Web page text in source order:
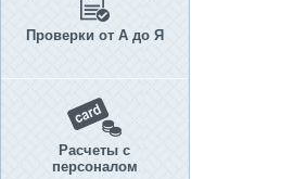
Проверки от А до Я
Расчеты с
персоналом